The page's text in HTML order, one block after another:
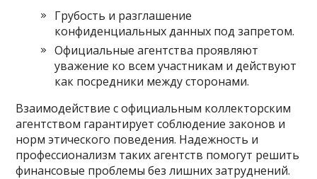
Грубость и разглашение
конфиденциальных данных под запретом.
Официальные агентства проявляют
уважение ко всем участникам и действуют
как посредники между сторонами.
Взаимодействие с официальным коллекторским
агентством гарантирует соблюдение законов и
норм этического поведения. Надежность и
профессионализм таких агентств помогут решить
финансовые проблемы без лишних затруднений.